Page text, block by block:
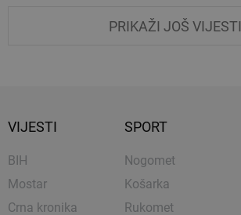
PRIKAŽI JOŠ VIJESTI
VIJESTI
BIH
Mostar
Crna kronika
SPORT
Nogomet
Košarka
Rukomet